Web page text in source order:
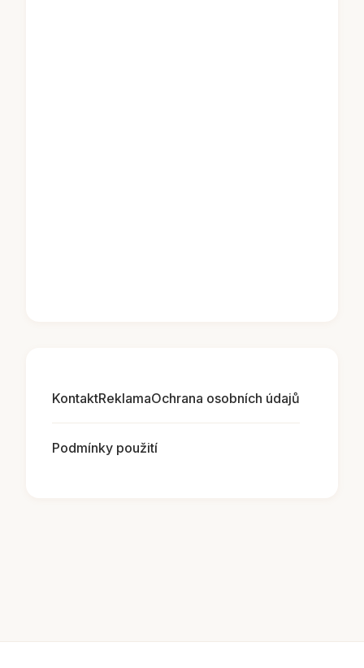
KontaktReklamaOchrana osobních údajů
Podmínky použití